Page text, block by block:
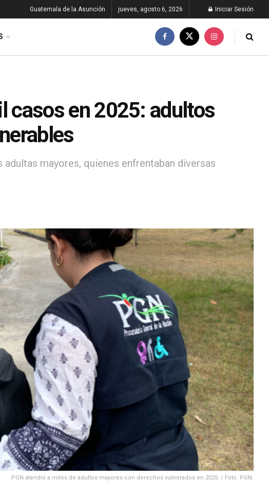
Guatemala de la Asunción jueves, agosto 6, 2026 Iniciar Sesión
casos en 2025: adultos
mayores, quienes enfrentaban diversas
PGN atendió a miles de adultos mayores con derechos vulnerados en 2025. / Foto: PGN.